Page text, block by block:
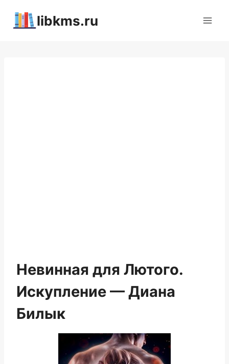
libkms.ru
Невинная для Лютого.
Искупление — Диана
Билык